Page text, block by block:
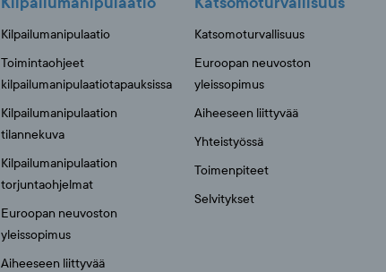
Kilpailumanipulaatio
Toimintaohjeet
kilpailumanipulaatiotapauksissa
Kilpailumanipulaation
tilannekuva
Kilpailumanipulaation
torjuntaohjelmat
Euroopan neuvoston
yleissopimus
Aiheeseen liittyvää
Katsomoturvallisuus
Euroopan neuvoston
yleissopimus
Aiheeseen liittyvää
Yhteistyössä
Toimenpiteet
Selvitykset